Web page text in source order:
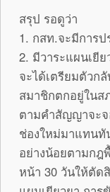
สรุป รอดูว่า
1. กสท.จะมีการ
2. มีวาระแผนเยี
จะได้เตรียมตัวก
สมาชิกตกอยู่ในส
ตามคำสัญญาจะจ
ช่องใหม่มาแทนทั
อย่างน้อยตามกฎ
หน้า 30 วันให้ตัด